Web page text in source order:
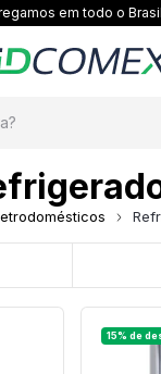
em todo o